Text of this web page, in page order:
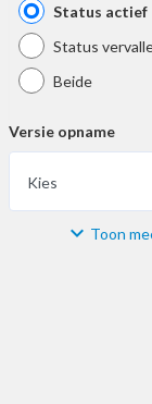
Status actief
Status
Beide
Versie opname
Kies
Materiaal Toon